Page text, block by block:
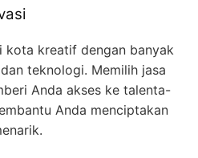
kota kreatif dengan banyak
teknologi. Memilih jasa
Anda akses ke talenta-
Anda menciptakan